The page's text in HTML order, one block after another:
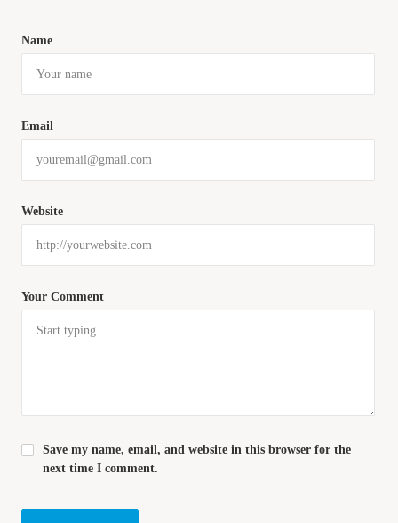
Your Comment
Name
Email
Website
Save my name, email, and website in this browser for the
next time I comment.